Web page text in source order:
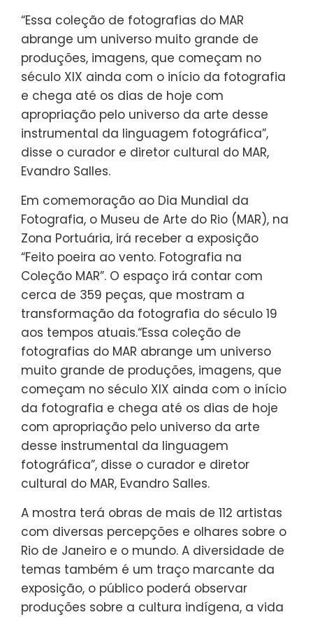
“Essa coleção de fotografias do MAR
abrange um universo muito grande de
produções, imagens, que começam no
século XIX ainda com o início da fotografia
e chega até os dias de hoje com
apropriação pelo universo da arte desse
instrumental da linguagem fotográfica”,
disse o curador e diretor cultural do MAR,
Evandro Salles.
Em comemoração ao Dia Mundial da
Fotografia, o Museu de Arte do Rio (MAR), na
Zona Portuária, irá receber a exposição
“Feito poeira ao vento. Fotografia na
Coleção MAR”. O espaço irá contar com
cerca de 359 peças, que mostram a
transformação da fotografia do século 19
aos tempos atuais.“Essa coleção de
fotografias do MAR abrange um universo
muito grande de produções, imagens, que
começam no século XIX ainda com o início
da fotografia e chega até os dias de hoje
com apropriação pelo universo da arte
desse instrumental da linguagem
fotográfica”, disse o curador e diretor
cultural do MAR, Evandro Salles.
A mostra terá obras de mais de 112 artistas
com diversas percepções e olhares sobre o
Rio de Janeiro e o mundo. A diversidade de
temas também é um traço marcante da
exposição, o público poderá observar
produções sobre a cultura indígena, a vida